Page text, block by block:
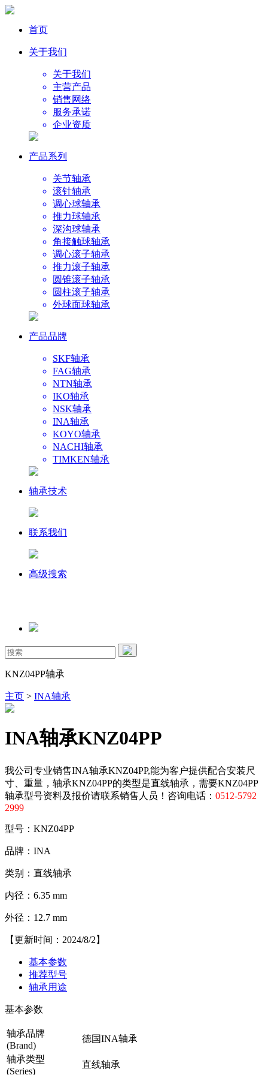
首页
关于我们
关于我们
主营产品
销售网络
服务承诺
企业资质
产品系列
关节轴承
滚针轴承
调心球轴承
推力球轴承
深沟球轴承
角接触球轴承
调心滚子轴承
推力滚子轴承
圆锥滚子轴承
圆柱滚子轴承
外球面球轴承
产品品牌
SKF轴承
FAG轴承
NTN轴承
IKO轴承
NSK轴承
INA轴承
KOYO轴承
NACHI轴承
TIMKEN轴承
轴承技术
联系我们
高级搜索
KNZ04PP轴承
主页 > INA轴承
INA轴承KNZ04PP
我公司专业销售INA轴承KNZ04PP,能为客户提供配合安装尺
寸、重量，轴承KNZ04PP的类型是直线轴承，需要KNZ04PP
轴承型号资料及报价请联系销售人员！咨询电话： 0512-5792
2999
型号：KNZ04PP
品牌：INA
类别：直线轴承
内径：6.35 mm
外径：12.7 mm
【更新时间：2024/8/2】
基本参数
推荐型号
轴承用途
基本参数
轴承品牌
(Brand)
德国INA轴承
轴承类型
(Series)
直线轴承